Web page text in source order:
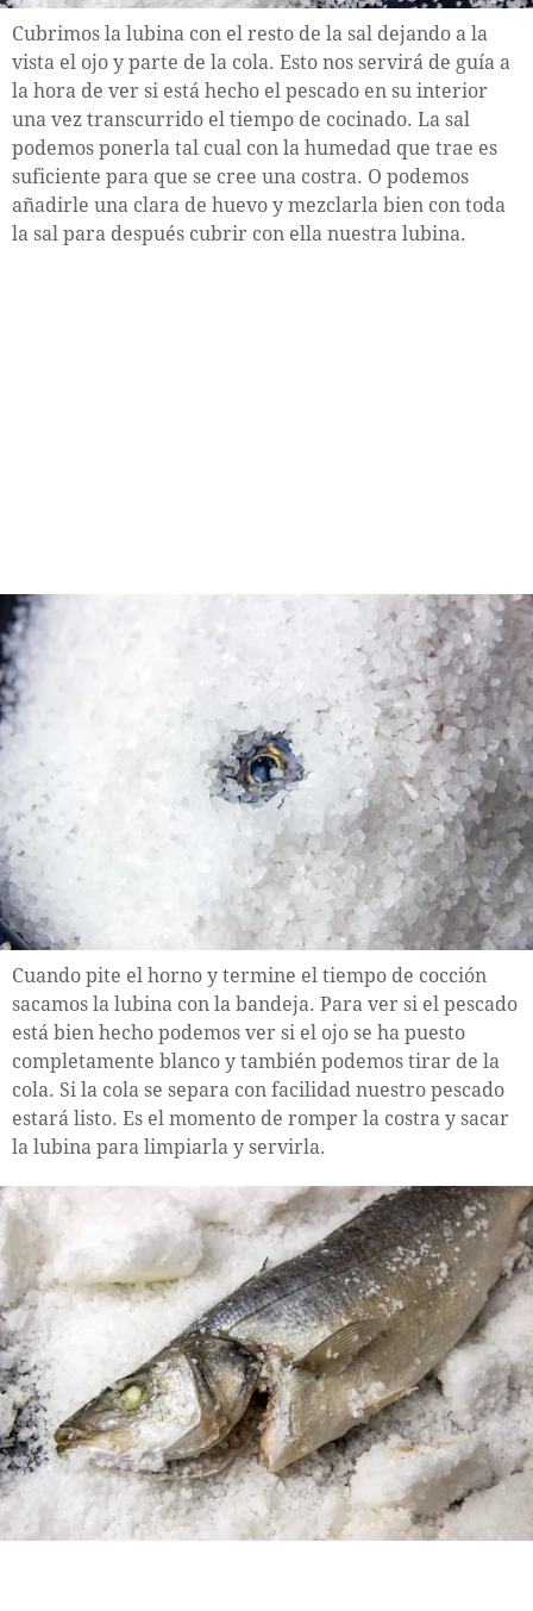
Cubrimos la lubina con el resto de la sal dejando a la
vista el ojo y parte de la cola. Esto nos servirá de guía a
la hora de ver si está hecho el pescado en su interior
una vez transcurrido el tiempo de cocinado. La sal
podemos ponerla tal cual con la humedad que trae es
suficiente para que se cree una costra. O podemos
añadirle una clara de huevo y mezclarla bien con toda
la sal para después cubrir con ella nuestra lubina.
Cuando pite el horno y termine el tiempo de cocción
sacamos la lubina con la bandeja. Para ver si el pescado
está bien hecho podemos ver si el ojo se ha puesto
completamente blanco y también podemos tirar de la
cola. Si la cola se separa con facilidad nuestro pescado
estará listo. Es el momento de romper la costra y sacar
la lubina para limpiarla y servirla.